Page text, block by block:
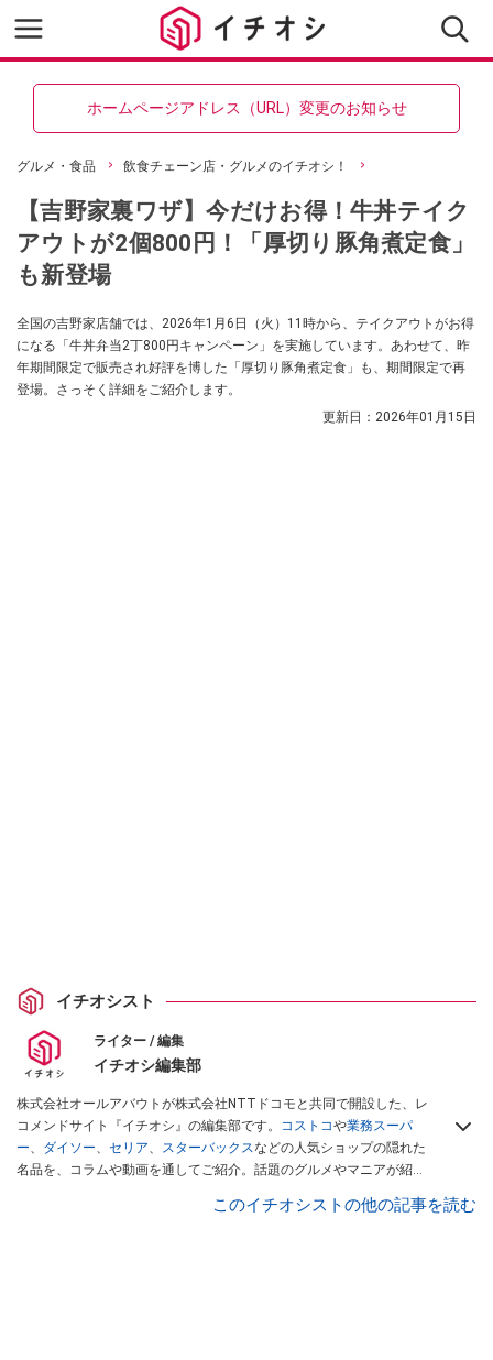
ホームページアドレス（URL）変更のお知らせ
グルメ・食品 飲食チェーン店・グルメのイチオシ！
【吉野家裏ワザ】今だけお得！牛丼テイク
アウトが2個800円！「厚切り豚角煮定食」
も新登場
全国の吉野家店舗では、2026年1月6日（火）11時から、テイクアウトがお得
になる「牛丼弁当2丁800円キャンペーン」を実施しています。あわせて、昨
年期間限定で販売され好評を博した「厚切り豚角煮定食」も、期間限定で再
登場。さっそく詳細をご紹介します。
更新日： 2026年01月15日
イチオシスト
ライター / 編集
イチオシ編集部
株式会社オールアバウトが株式会社NTTドコモと共同で開設した、レ
コメンドサイト『イチオシ』の編集部です。 コストコや業務スーパ
ー、 ダイソー、 セリア、 スターバックスなどの人気ショップの隠れた
名品を、コラムや動画を通してご紹介。話題のグルメやマニアが紹介
インフルエンサーが実際に使用してレビューしています。毎日トレン
このイチオシストの他の記事を読む